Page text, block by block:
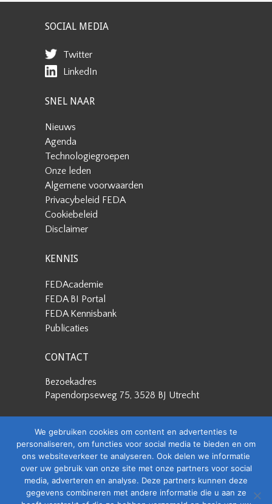
SOCIAL MEDIA
Twitter
LinkedIn
SNEL NAAR
Nieuws
Agenda
Technologiegroepen
Onze leden
Algemene voorwaarden
Privacybeleid FEDA
Cookiebeleid
Disclaimer
KENNIS
FEDAcademie
FEDA BI Portal
FEDA Kennisbank
Publicaties
CONTACT
Bezoekadres
Papendorpseweg 75, 3528 BJ Utrecht
Papendorpseweg 75, 3528 BJ Utrecht
Stuur een e-mail
info@feda.nl
Bel ons
We gebruiken cookies om content en advertenties te
personaliseren, om functies voor social media te bieden en om
ons websiteverkeer te analyseren. Ook delen we informatie
over uw gebruik van onze site met onze partners voor social
media, adverteren en analyse. Deze partners kunnen deze
gegevens combineren met andere informatie die u aan ze